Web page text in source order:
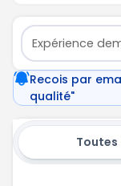
Expérience
Recois par
qualité"
Toutes